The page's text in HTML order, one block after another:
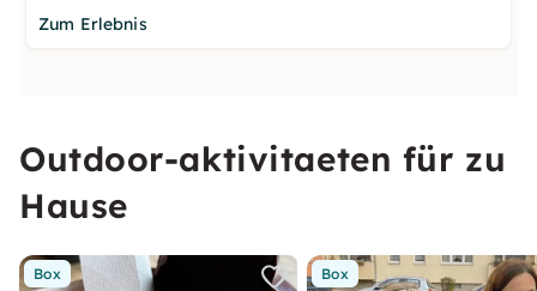
Zum Erlebnis
Outdoor-aktivitaeten für zu
Hause
Box Box